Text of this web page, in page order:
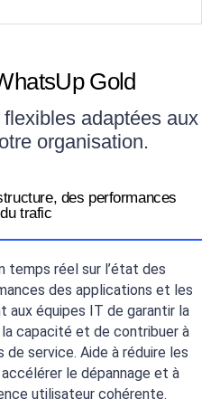
Gold
adaptées aux
organisation.
des performances
trafic
temps réel sur l’état des
des applications et les
équipes IT de garantir la
la capacité et de contribuer à
service. Aide à réduire les
le dépannage et à
utilisateur cohérente.